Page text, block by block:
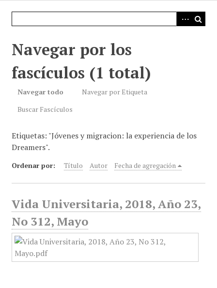
Navegar por los
fascículos (1 total)
Navegar todo
Navegar por Etiqueta
Buscar Fascículos
Etiquetas: "Jóvenes y migracion: la experiencia de los
Dreamers".
Ordenar por: Título Autor Fecha de agregación
Vida Universitaria, 2018, Año 23,
No 312, Mayo